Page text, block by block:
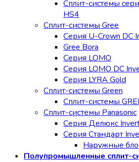
Сплит-системы
HS4
Сплит-системы Gree
Серия U-Crown DC
Gree Bora
Серия LOMO
Серия LOMO DC
Серия LYRA Gold
Сплит-системы Green
Сплит-системы
Сплит-системы Panasonic
Серия Делюкс
Серия Стандарт
Наружные
Полупромышленные сплит-